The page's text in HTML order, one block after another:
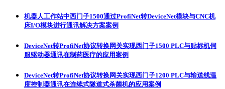
机器人工作站中西门子1500通过ProfiNet转DeviceNet模块与CNC机
床I/O模块进行通讯解决方案案例
DeviceNet转ProfiNet协议转换网关实现西门子1500 PLC与贴标机伺
服驱动器通讯在制药医疗的应用案例
DeviceNet转ProfiNet协议转换网关实现西门子1200 PLC与输送线温
度控制器通讯在连续式隧道式杀菌机的应用案例